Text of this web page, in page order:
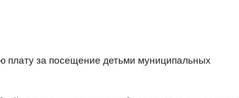
плату за посещение детьми муниципальных